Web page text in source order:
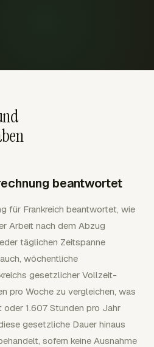
beantwortet
für Frankreich beantwortet, wie
Arbeit nach dem Abzug
täglichen Zeitspanne
wöchentliche
gesetzlicher Vollzeit-
pro Woche zu vergleichen, was
oder 1.607 Stunden pro Jahr
gesetzliche Dauer hinaus
sofern keine Ausnahme